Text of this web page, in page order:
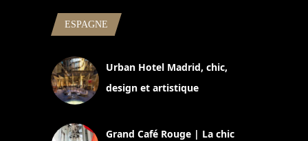
ESPAGNE
Urban Hotel Madrid, chic,
design et artistique
Grand Café Rouge | La chic